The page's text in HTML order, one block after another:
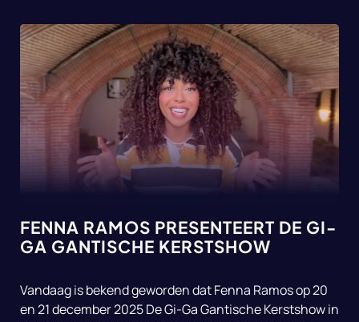
FENNA RAMOS PRESENTEERT DE GI-
GA GANTISCHE KERSTSHOW
Vandaag is bekend geworden dat Fenna Ramos op 20
en 21 december 2025 De Gi-Ga Gantische Kerstshow in